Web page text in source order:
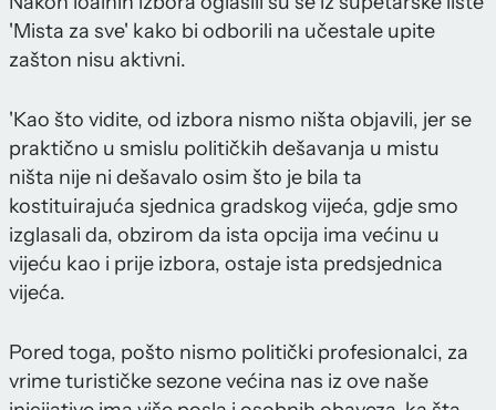
'Mista za sve' kako bi odborili na učestale upite
zašton nisu aktivni.
'Kao što vidite, od izbora nismo ništa objavili, jer se
praktično u smislu političkih dešavanja u mistu
ništa nije ni dešavalo osim što je bila ta
kostituirajuća sjednica gradskog vijeća, gdje smo
izglasali da, obzirom da ista opcija ima većinu u
vijeću kao i prije izbora, ostaje ista predsjednica
vijeća.
Pored toga, pošto nismo politički profesionalci, za
vrime turističke sezone većina nas iz ove naše